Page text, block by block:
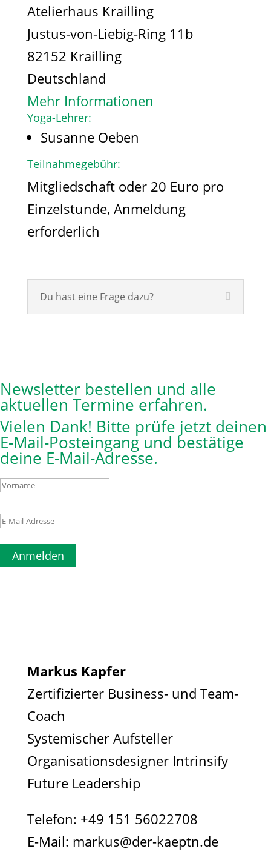
Atelierhaus Krailling
Justus-von-Liebig-Ring 11b
82152 Krailling
Deutschland
Mehr Informationen
Yoga-Lehrer:
Susanne Oeben
Teilnahmegebühr:
Mitgliedschaft oder 20 Euro pro
Einzelstunde, Anmeldung
erforderlich
Du hast eine Frage dazu?
Newsletter bestellen und alle
aktuellen Termine erfahren.
Vielen Dank! Bitte prüfe jetzt deinen
E-Mail-Posteingang und bestätige
deine E-Mail-Adresse.
Anmelden
Markus Kapfer
Zertifizierter Business- und Team-
Coach
Systemischer Aufsteller
Organisationsdesigner Intrinsify
Future Leadership
Telefon: +49 151 56022708
E-Mail: markus@der-kaeptn.de